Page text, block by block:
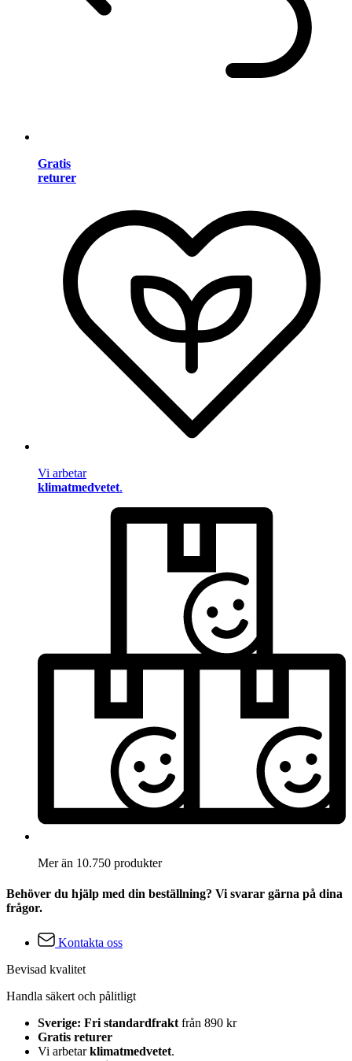
Gratis
returer
Vi arbetar
klimatmedvetet.
Mer än 10.750 produkter
Behöver du hjälp med din beställning? Vi svarar gärna på dina
frågor.
Kontakta oss
Bevisad kvalitet
Handla säkert och pålitligt
Sverige: Fri standardfrakt från 890 kr
Gratis returer
Vi arbetarklimatmedvetet.